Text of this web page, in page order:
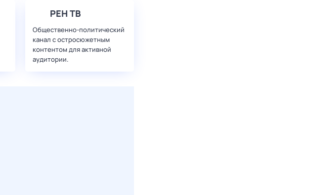
РЕН ТВ
Общественно-политический
канал с остросюжетным
контентом для активной
аудитории.